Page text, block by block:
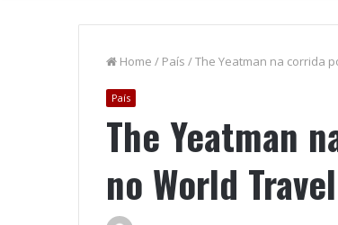
Home / País /The Yeatman na corrida
País
The Yeatman
no World